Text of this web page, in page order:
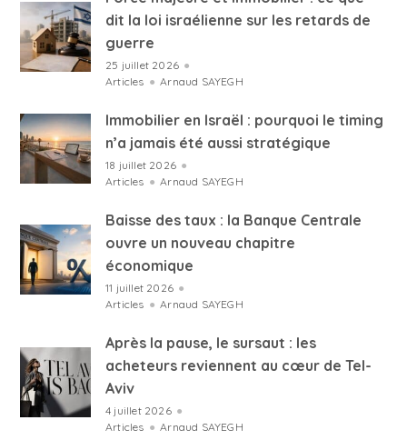
dit la loi israélienne sur les retards de
guerre
25 juillet 2026 ●
Articles ● Arnaud SAYEGH
Immobilier en Israël : pourquoi le timing
n’a jamais été aussi stratégique
18 juillet 2026 ●
Articles ● Arnaud SAYEGH
Baisse des taux : la Banque Centrale
ouvre un nouveau chapitre
économique
11 juillet 2026 ●
Articles ● Arnaud SAYEGH
Après la pause, le sursaut : les
acheteurs reviennent au cœur de Tel-
Aviv
4 juillet 2026 ●
Articles ● Arnaud SAYEGH